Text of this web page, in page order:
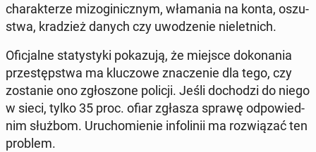
cha­rak­te­rze mi­zo­gi­nicz­nym, wła­ma­nia na konta, oszu­
stwa, kra­dzież danych czy uwo­dze­nie nie­let­nich.
Ofi­cjal­ne sta­ty­sty­ki po­ka­zu­ją, że miejsce do­ko­na­nia
prze­stęp­stwa ma klu­czo­we zna­cze­nie dla tego, czy
zo­sta­nie ono zgło­szo­ne policji. Jeśli do­cho­dzi do niego
w sieci, tylko 35 proc. ofiar zgłasza sprawę od­po­wied­
nim służbom. Uru­cho­mie­nie in­fo­li­nii ma roz­wią­zać ten
problem.